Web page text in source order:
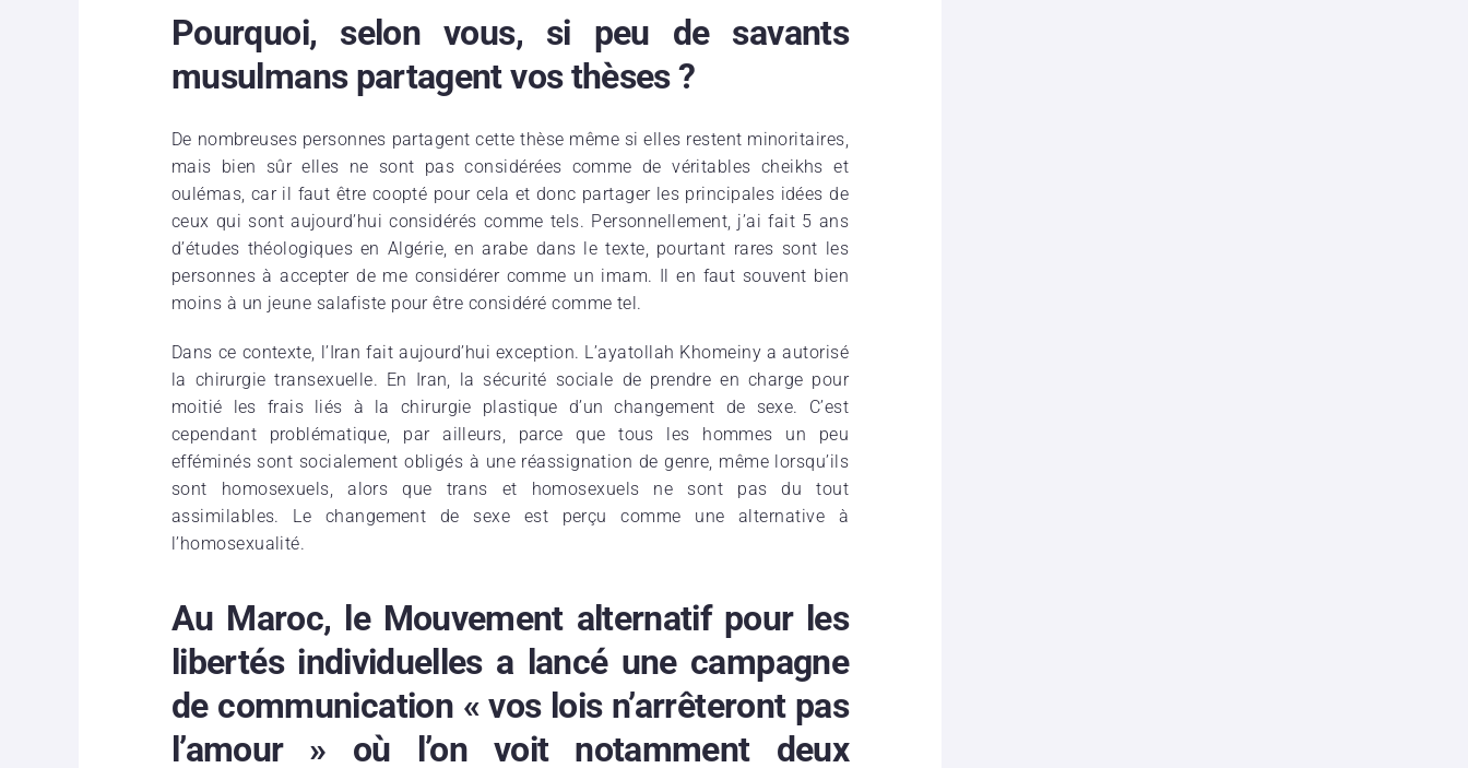
Pourquoi, selon vous, si peu de savants
musulmans partagent vos thèses ?
De nombreuses personnes partagent cette thèse même si elles restent minoritaires,
mais bien sûr elles ne sont pas considérées comme de véritables cheikhs et
oulémas, car il faut être coopté pour cela et donc partager les principales idées de
ceux qui sont aujourd’hui considérés comme tels. Personnellement, j’ai fait 5 ans
d’études théologiques en Algérie, en arabe dans le texte, pourtant rares sont les
personnes à accepter de me considérer comme un imam. Il en faut souvent bien
moins à un jeune salafiste pour être considéré comme tel.
Dans ce contexte, l’Iran fait aujourd’hui exception. L’ayatollah Khomeiny a autorisé
la chirurgie transexuelle. En Iran, la sécurité sociale de prendre en charge pour
moitié les frais liés à la chirurgie plastique d’un changement de sexe. C’est
cependant problématique, par ailleurs, parce que tous les hommes un peu
efféminés sont socialement obligés à une réassignation de genre, même lorsqu’ils
sont homosexuels, alors que trans et homosexuels ne sont pas du tout
assimilables. Le changement de sexe est perçu comme une alternative à
l’homosexualité.
Au Maroc, le Mouvement alternatif pour les
libertés individuelles a lancé une campagne
de communication « vos lois n’arrêteront pas
l’amour » où l’on voit notamment deux